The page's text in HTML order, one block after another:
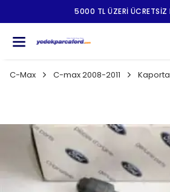
5000 TL ÜZERI ÜCRETSIZ
C-Max C-max 2008-2011